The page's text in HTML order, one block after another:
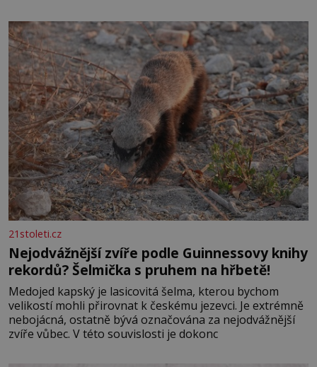
se na koloběžce a den zakončit poznáváním památek ve
Velkých Losinách nebo v termálním
21stoleti.cz
Nejodvážnější zvíře podle Guinnessovy knihy
rekordů? Šelmička s pruhem na hřbetě!
Medojed kapský je lasicovitá šelma, kterou bychom
velikostí mohli přirovnat k českému jezevci. Je extrémně
nebojácná, ostatně bývá označována za nejodvážnější
zvíře vůbec. V této souvislosti je dokonc